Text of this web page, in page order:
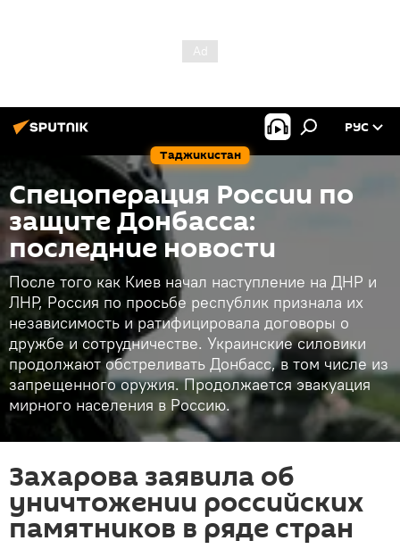
Таджикистан
РУС
Спецоперация России по
защите Донбасса:
последние новости
После того как Киев начал наступление на ДНР и
ЛНР, Россия по просьбе республик признала их
независимость и ратифицировала договоры о
дружбе и сотрудничестве. Украинские силовики
продолжают обстреливать Донбасс, в том числе из
запрещенного оружия. Продолжается эвакуация
мирного населения в Россию.
Захарова заявила об
уничтожении российских
памятников в ряде стран